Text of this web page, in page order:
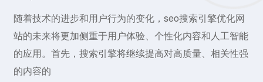
随着技术的进步和用户行为的变化，seo搜索引擎优化网
站的未来将更加侧重于用户体验、个性化内容和人工智能
的应用。首先，搜索引擎将继续提高对高质量、相关性强
的内容的